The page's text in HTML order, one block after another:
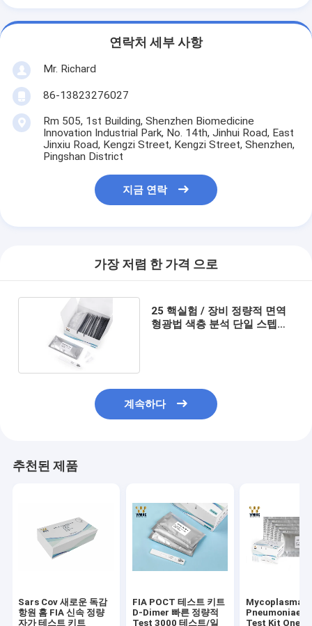
연락처 세부 사항
Mr. Richard
86-13823276027
Rm 505, 1st Building, Shenzhen Biomedicine
Innovation Industrial Park, No. 14th, Jinhui Road, East
Jinxiu Road, Kengzi Street, Kengzi Street, Shenzhen,
Pingshan District
지금 연락
가장 저렴 한 가격 으로
25 핵실험 / 장비 정량적 면역
형광법 색층 분석 단일 스텝의
계속하다
추천된 제품
Sars Cov 새로운 독감
항원 홈 FIA 신속 정량
자가 테스트 키트
FIA POCT 테스트 키트
D-Dimer 빠른 정량적
Test 3000 테스트/일
Mycoplasma
Pneumoniae
Test Kit One